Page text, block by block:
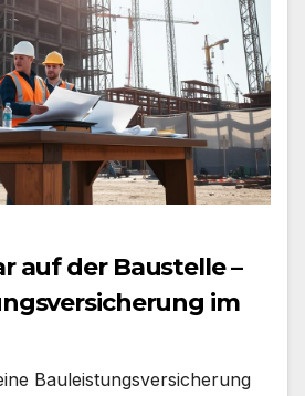
auf der Baustelle –
im
Bauleistungsversicherung